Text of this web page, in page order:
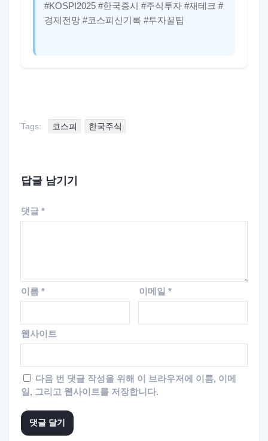
#KOSPI2025 #한국증시 #주식투자 #재테크 #
경제전망 #코스피신기록 #투자꿀팁
Tags: 코스피 한국주식
답글 남기기
댓글 *
이름 * 이메일 *
웹사이트
다음 번 댓글 작성을 위해 이 브라우저에 이름, 이메
일, 그리고 웹사이트를 저장합니다.